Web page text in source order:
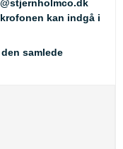
kan indgå i
samlede